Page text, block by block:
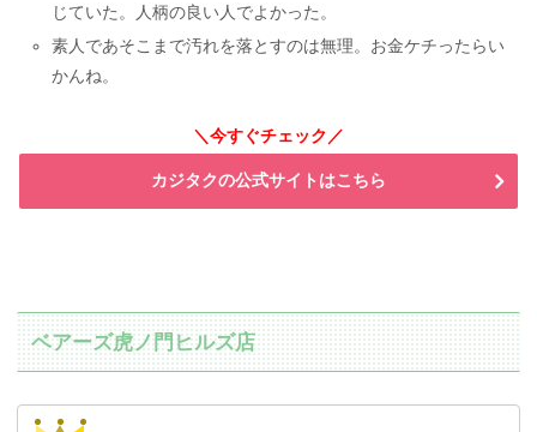
じていた。人柄の良い人でよかった。
素人であそこまで汚れを落とすのは無理。お金ケチったらい
かんね。
＼今すぐチェック／
カジタクの公式サイトはこちら
ベアーズ虎ノ門ヒルズ店